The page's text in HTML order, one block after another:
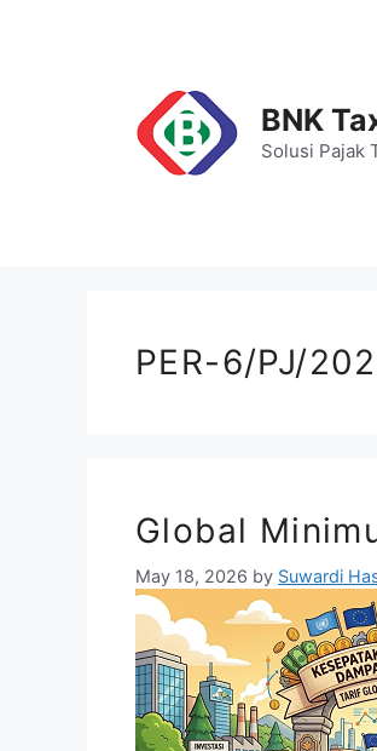
BNK
Solusi Pajak
PER-6/PJ/
Global
May 18, 2026 by Suwardi